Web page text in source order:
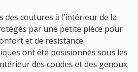
des coutures à l’intérieur de la
par une petite pièce pour
et de résistance.
ont été posisionnés sous les
des coudes et des genoux